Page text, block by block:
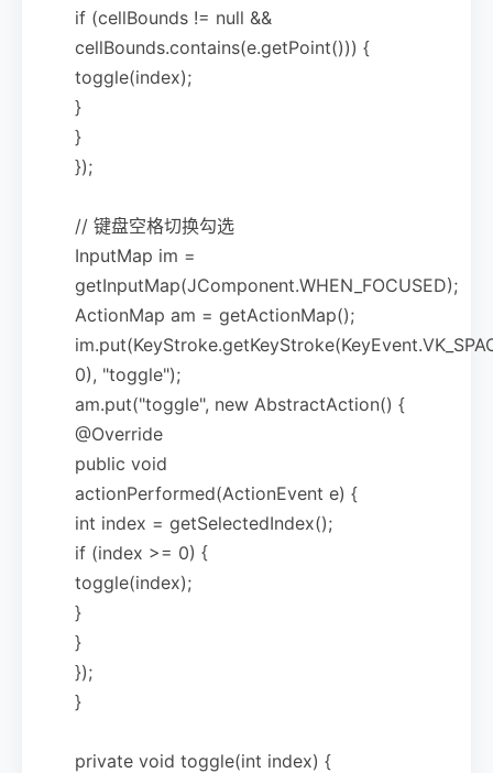
if (cellBounds != null &&
cellBounds.contains(e.getPoint())) {
toggle(index);
}
}
});
// 键盘空格切换勾选
InputMap im =
getInputMap(JComponent.WHEN_FOCUSED);
ActionMap am = getActionMap();
0), "toggle");
am.put("toggle", new AbstractAction() {
@Override
public void
actionPerformed(ActionEvent e) {
int index = getSelectedIndex();
if (index >= 0) {
toggle(index);
}
}
});
}
private void toggle(int index) {